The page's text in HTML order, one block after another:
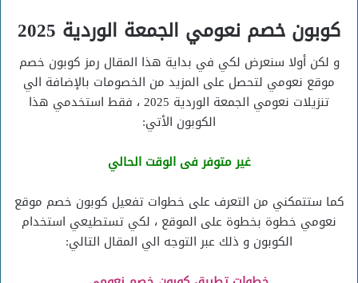
كوبون خصم نعومي الجمعة الوردية 2025
و لكن أولا سنعرض لكي في بداية هذا المقال رمز كوبون خصم
موقع نعومي لتحصل على المزيد من الخصومات بالإضافة الي
تنزيلات نعومي الجمعة الوردية 2025 ، فقط استخدمي هذا
الكوبون الأتي:
غير متوفر فى الوقت الحالي
كما ستتمكني من التعرف على خطوات تفعيل كوبون خصم موقع
نعومي خطوة بخطوة على الموقع ، لكي تستطيعي استخدام
الكوبون و ذلك عبر التوجه الي المقال التالي: